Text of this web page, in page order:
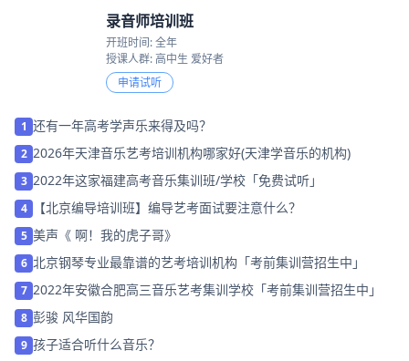
录音师培训班
开班时间: 全年
授课人群: 高中生 爱好者
申请试听
1 还有一年高考学声乐来得及吗？
2 2026年天津音乐艺考培训机构哪家好(天津学音乐的机构)
3 2022年这家福建高考音乐集训班/学校「免费试听」
4 【北京编导培训班】编导艺考面试要注意什么？
5 美声《 啊！我的虎子哥》
6 北京钢琴专业最靠谱的艺考培训机构「考前集训营招生中」
7 2022年安徽合肥高三音乐艺考集训学校「考前集训营招生中」
8 彭骏 风华国韵
9 孩子适合听什么音乐？